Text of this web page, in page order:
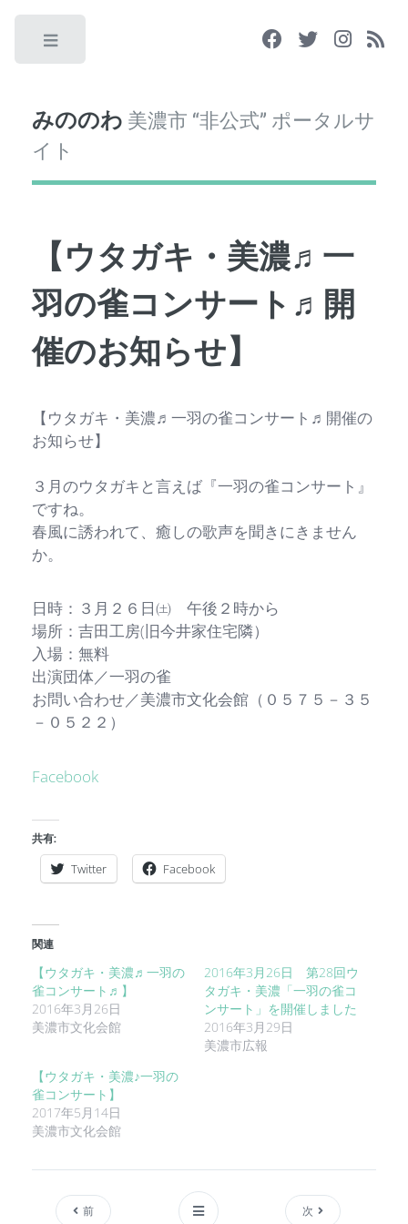
みののわ 美濃市 “非公式” ポータルサ
イト
【ウタガキ・美濃♬一
羽の雀コンサート♬開
催のお知らせ】
【ウタガキ・美濃♬一羽の雀コンサート♬開催の
お知らせ】
３月のウタガキと言えば『一羽の雀コンサート』
ですね。
春風に誘われて、癒しの歌声を聞きにきません
か。
日時：３月２６日㈯ 午後２時から
場所：吉田工房(旧今井家住宅隣）
入場：無料
出演団体／一羽の雀
お問い合わせ／美濃市文化会館（０５７５－３５
－０５２２）
Facebook
共有:
Twitter Facebook
関連
【ウタガキ・美濃♬一羽の
雀コンサート♬】
2016年3月26日
美濃市文化会館
2016年3月26日 第28回ウ
タガキ・美濃「一羽の雀コ
ンサート」を開催しました
2016年3月29日
美濃市広報
【ウタガキ・美濃♪一羽の
雀コンサート】
2017年5月14日
美濃市文化会館
前 次
Toggle